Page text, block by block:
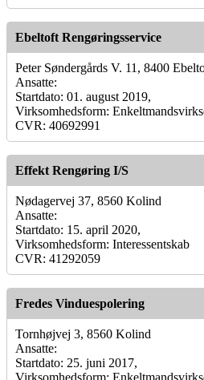
Ebeltoft Rengøringsservice
Peter Søndergårds V. 11, 8400
Ansatte:
Startdato: 01. august 2019,
Virksomhedsform:
CVR: 40692991
Effekt Rengøring I/S
Nødagervej 37, 8560 Kolind
Ansatte:
Startdato: 15. april 2020,
Virksomhedsform: Interessentskab
CVR: 41292059
Fredes Vinduespolering
Tornhøjvej 3, 8560 Kolind
Ansatte:
Startdato: 25. juni 2017,
Virksomhedsform: